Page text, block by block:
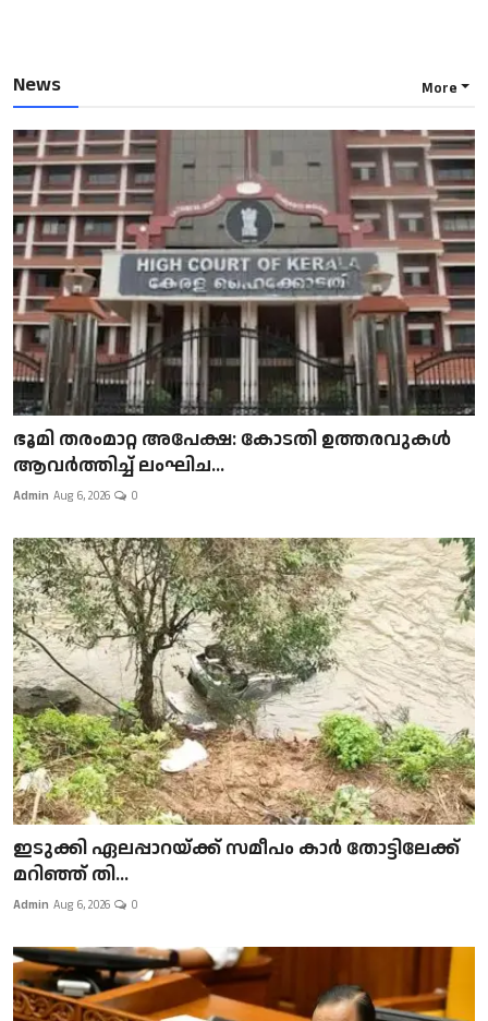
News More
ഭൂമി തരംമാറ്റ അപേക്ഷ: കോടതി ഉത്തരവുകൾ
ആവർത്തിച്ച് ലംഘിച...
Admin Aug 6, 2026 0
ഇടുക്കി ഏലപ്പാറയ്ക്ക് സമീപം കാർ തോട്ടിലേക്ക്
മറിഞ്ഞ് തി...
Admin Aug 6, 2026 0